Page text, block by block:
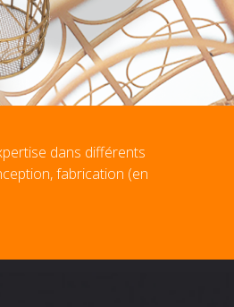
dans différents
fabrication (en